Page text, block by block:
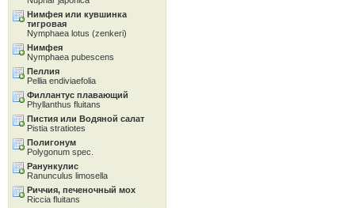
Нимфея или кувшинка
тигровая
Nymphaea lotus (zenkeri)
Нимфея
Nymphaea pubescens
Пеллия
Pellia endiviaefolia
Филлантус плавающий
Phyllanthus fluitans
Пистия или Водяной салат
Pistia stratiotes
Полигонум
Polygonum spec.
Ранункулис
Ranunculus limosella
Риччия, печеночный мох
Riccia fluitans